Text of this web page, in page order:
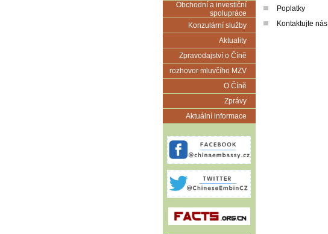
Obchodní a investiční
spolupráce
Konzulární služby
Aktuality
Zpravodajství o Číně
rozhovor mluvčího MZV
O Číně
Zprávy
Aktuální informace
Poplatky
Kontaktujte nás